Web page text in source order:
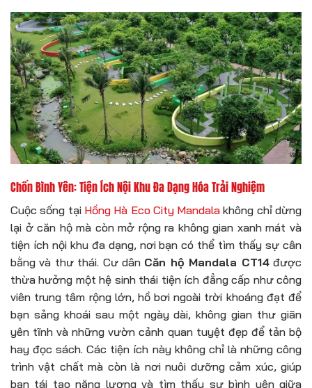
Chốn Bình Yên: Tiện Ích Nội Khu Đa Dạng Hóa Trải Nghiệm
Cuộc sống tại Hồng Hà Eco City Mandala không chỉ dừng
lại ở căn hộ mà còn mở rộng ra không gian xanh mát và
tiện ích nội khu đa dạng, nơi bạn có thể tìm thấy sự cân
bằng và thư thái. Cư dân Căn hộ Mandala CT14được
thừa hưởng một hệ sinh thái tiện ích đẳng cấp như công
viên trung tâm rộng lớn, hồ bơi ngoài trời khoáng đạt để
bạn sảng khoái sau một ngày dài, không gian thư giãn
yên tĩnh và những vườn cảnh quan tuyệt đẹp để tản bộ
hay đọc sách. Các tiện ích này không chỉ là những công
trình vật chất mà còn là nơi nuôi dưỡng cảm xúc, giúp
bạn tái tạo năng lượng và tìm thấy sự bình yên giữa